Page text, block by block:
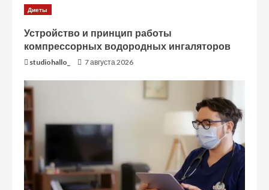
Диеты
Устройство и принцип работы
компрессорных водородных ингаляторов
studiohallo_ 7 августа 2026